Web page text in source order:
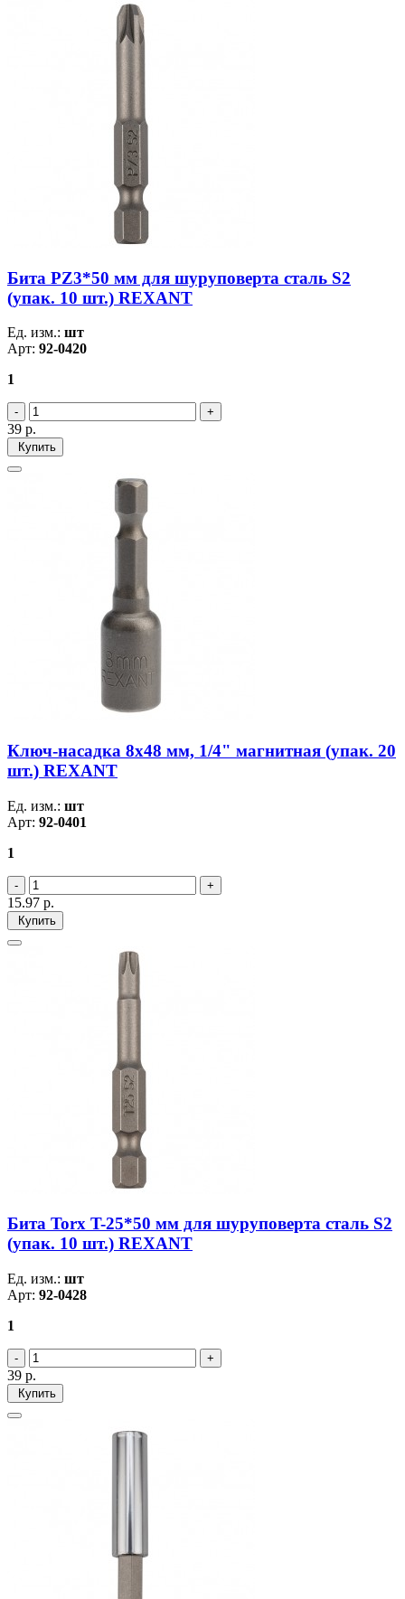
Бита PZ3*50 мм для шуруповерта сталь S2
(упак. 10 шт.) REXANT
Ед. изм.: шт
Арт: 92-0420
1
39 р.
Купить
Ключ-насадка 8х48 мм, 1/4" магнитная (упак. 20
шт.) REXANT
Ед. изм.: шт
Арт: 92-0401
1
15.97 р.
Купить
Бита Torx T-25*50 мм для шуруповерта сталь S2
(упак. 10 шт.) REXANT
Ед. изм.: шт
Арт: 92-0428
1
39 р.
Купить